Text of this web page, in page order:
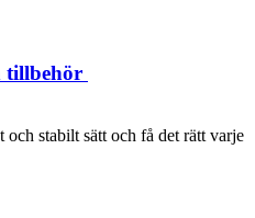
tillbehör
och stabilt sätt och få det rätt varje